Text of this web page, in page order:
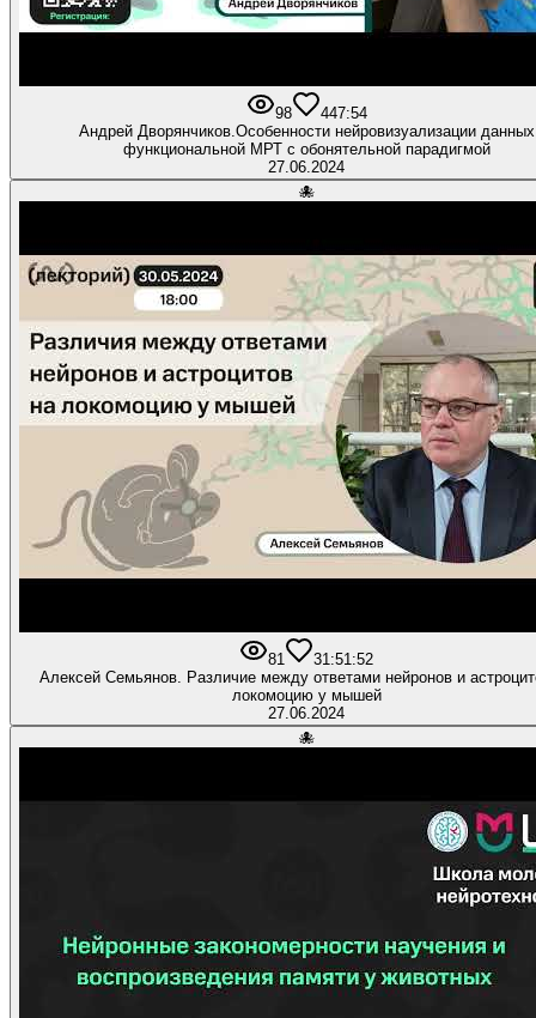
98 447:54
Андрей Дворянчиков.Особенности нейровизуализации данных
функциональной МРТ с обонятельной парадигмой
27.06.2024
🐙
81 31:51:52
Алексей Семьянов. Различие между ответами нейронов и
локомоцию у мышей
27.06.2024
🐙